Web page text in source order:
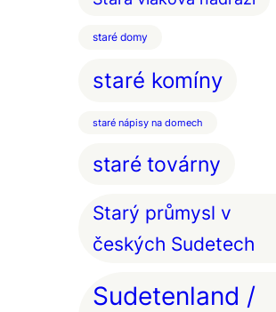
staré domy
staré komíny
staré nápisy na domech
staré továrny
Starý průmysl v
českých Sudetech
Sudetenland /